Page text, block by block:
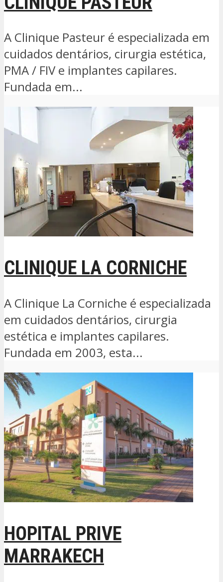
A Clinique Pasteur é especializada em
cuidados dentários, cirurgia estética,
PMA / FIV e implantes capilares.
Fundada em...
CLINIQUE LA CORNICHE
A Clinique La Corniche é especializada
em cuidados dentários, cirurgia
estética e implantes capilares.
Fundada em 2003, esta...
HOPITAL PRIVE
MARRAKECH